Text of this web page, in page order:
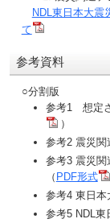
NDL東日本大震
て
参考資料
○分割版
参考1 想定
）
参考2 震災関
参考3 震災関
（ PDF形式
参考4 東日本
参考5 NDL東